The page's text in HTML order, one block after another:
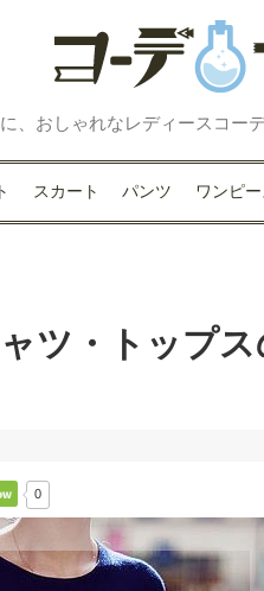
、おしゃれなレディースコー
スカート パンツ ワンピー
ツ・トップ
0